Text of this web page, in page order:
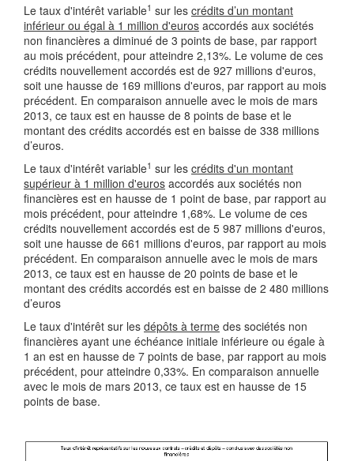
Le taux d'intérêt variable1 sur les crédits d’un montant
inférieur ou égal à 1 million d'euros accordés aux sociétés
non financières a diminué de 3 points de base, par rapport
au mois précédent, pour atteindre 2,13%. Le volume de ces
crédits nouvellement accordés est de 927 millions d'euros,
soit une hausse de 169 millions d'euros, par rapport au mois
précédent. En comparaison annuelle avec le mois de mars
2013, ce taux est en hausse de 8 points de base et le
montant des crédits accordés est en baisse de 338 millions
d’euros.
Le taux d'intérêt variable1 sur les crédits d'un montant
supérieur à 1 million d'euros accordés aux sociétés non
financières est en hausse de 1 point de base, par rapport au
mois précédent, pour atteindre 1,68%. Le volume de ces
crédits nouvellement accordés est de 5 987 millions d'euros,
soit une hausse de 661 millions d'euros, par rapport au mois
précédent. En comparaison annuelle avec le mois de mars
2013, ce taux est en hausse de 20 points de base et le
montant des crédits accordés est en baisse de 2 480 millions
d’euros
Le taux d'intérêt sur les dépôts à terme des sociétés non
financières ayant une échéance initiale inférieure ou égale à
1 an est en hausse de 7 points de base, par rapport au mois
précédent, pour atteindre 0,33%. En comparaison annuelle
avec le mois de mars 2013, ce taux est en hausse de 15
points de base.